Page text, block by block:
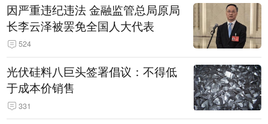
因严重违纪违法 金融监管总局原局
长李云泽被罢免全国人大代表
524
光伏硅料八巨头签署倡议：不得低
于成本价销售
331